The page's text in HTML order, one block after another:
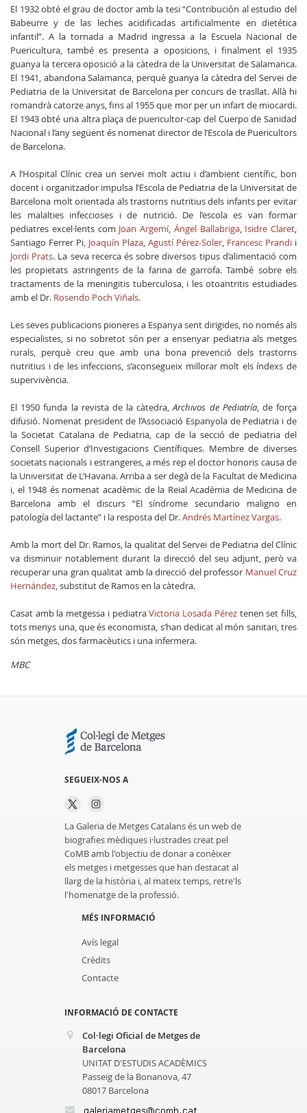
El 1932 obté el grau de doctor amb la tesi “Contribución al estudio del
Babeurre y de las leches acidificadas artificialmente en dietética
infantil”. A la tornada a Madrid ingressa a la Escuela Nacional de
Puericultura, també es presenta a oposicions, i finalment el 1935
guanya la tercera oposició a la càtedra de la Universitat de Salamanca.
El 1941, abandona Salamanca, perquè guanya la càtedra del Servei de
Pediatria de la Universitat de Barcelona per concurs de trasllat. Allà hi
romandrà catorze anys, fins al 1955 que mor per un infart de miocardi.
El 1943 obté una altra plaça de puericultor-cap del Cuerpo de Sanidad
Nacional i l’any següent és nomenat director de l’Escola de Puericultors
de Barcelona.
A l’Hospital Clínic crea un servei molt actiu i d’ambient científic, bon
docent i organitzador impulsa l’Escola de Pediatria de la Universitat de
Barcelona molt orientada als trastorns nutritius dels infants per evitar
les malalties infeccioses i de nutrició. De l’escola es van formar
pediatres excel·lents com Joan Argemí, Ángel Ballabriga, Isidre Claret,
Santiago Ferrer Pi, Joaquín Plaza, Agustí Pérez-Soler, Francesc Prandi i
Jordi Prats. La seva recerca és sobre diversos tipus d’alimentació com
les propietats astringents de la farina de garrofa. També sobre els
tractaments de la meningitis tuberculosa, i les otoantritis estudiades
amb el Dr. Rosendo Poch Viñals.
Les seves publicacions pioneres a Espanya sent dirigides, no només als
especialistes, si no sobretot són per a ensenyar pediatria als metges
rurals, perquè creu que amb una bona prevenció dels trastorns
nutritius i de les infeccions, s’aconsegueix millorar molt els índexs de
supervivència.
El 1950 funda la revista de la càtedra,Archivos de Pediatría, de força
difusió. Nomenat president de l’Associació Espanyola de Pediatria i de
la Societat Catalana de Pediatria, cap de la secció de pediatria del
Consell Superior d’Investigacions Científiques. Membre de diverses
societats nacionals i estrangeres, a més rep el doctor honoris causa de
la Universitat de L’Havana. Arriba a ser degà de la Facultat de Medicina
i, el 1948 és nomenat acadèmic de la Reial Acadèmia de Medicina de
Barcelona amb el discurs “El síndrome secundario maligno en
patología del lactante” i la resposta del Dr.Andrés Martínez Vargas.
Amb la mort del Dr. Ramos, la qualitat del Servei de Pediatria del Clínic
va disminuir notablement durant la direcció del seu adjunt, però va
recuperar una gran qualitat amb la direcció del professor Manuel Cruz
Hernández, substitut de Ramos en la càtedra.
Casat amb la metgessa i pediatraVictoria Losada Péreztenen set fills,
tots menys una, que és economista, s’han dedicat al món sanitari, tres
són metges, dos farmacèutics i una infermera.
MBC
SEGUEIX-NOS A
La Galeria de Metges Catalans és un web de
biografies mèdiques i·lustrades creat pel
CoMB amb l'objectiu de donar a conèixer
els metges i metgesses que han destacat al
llarg de la història i, al mateix temps, retre'ls
l'homenatge de la professió.
MÉS INFORMACIÓ
Avís legal
Crèdits
Contacte
INFORMACIÓ DE CONTACTE
Col·legi Oficial de Metges de
Barcelona
UNITAT D'ESTUDIS ACADÈMICS
Passeig de la Bonanova, 47
08017 Barcelona